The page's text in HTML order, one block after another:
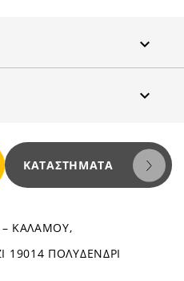


ΚΑΤΑΣΤΉΜΑΤΑ
– ΚΑΛΑΜΟΥ,
ΠΟΛΥΔΕΝΔΡΙ